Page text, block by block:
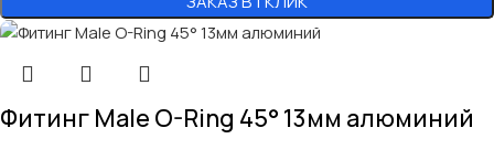
Фитинг Male O-Ring 45° 13мм алюминий